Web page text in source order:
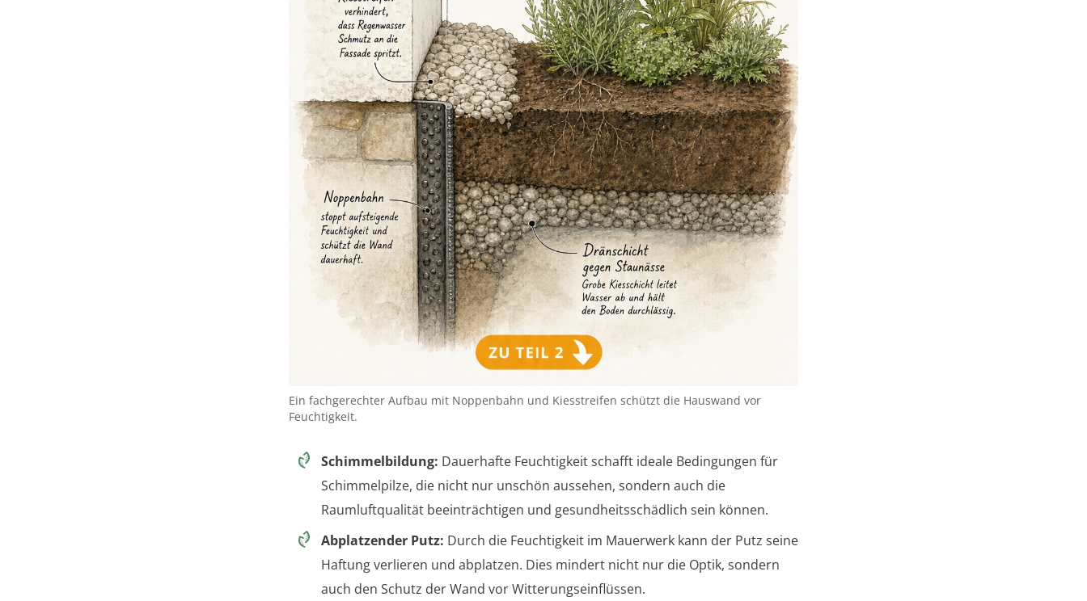
Ein fachgerechter Aufbau mit Noppenbahn und Kiesstreifen schützt die Hauswand vor
Feuchtigkeit.
Schimmelbildung: Dauerhafte Feuchtigkeit schafft ideale Bedingungen für
Schimmelpilze, die nicht nur unschön aussehen, sondern auch die
Raumluftqualität beeinträchtigen und gesundheitsschädlich sein können.
Abplatzender Putz: Durch die Feuchtigkeit im Mauerwerk kann der Putz seine
Haftung verlieren und abplatzen. Dies mindert nicht nur die Optik, sondern
auch den Schutz der Wand vor Witterungseinflüssen.